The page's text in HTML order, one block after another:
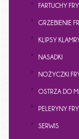
FARTUCHY
GRZEBIENIE
KLIPSY
NASADKI
NOŻYCZKI
OSTRZA DO
PELERYNY
SERWIS